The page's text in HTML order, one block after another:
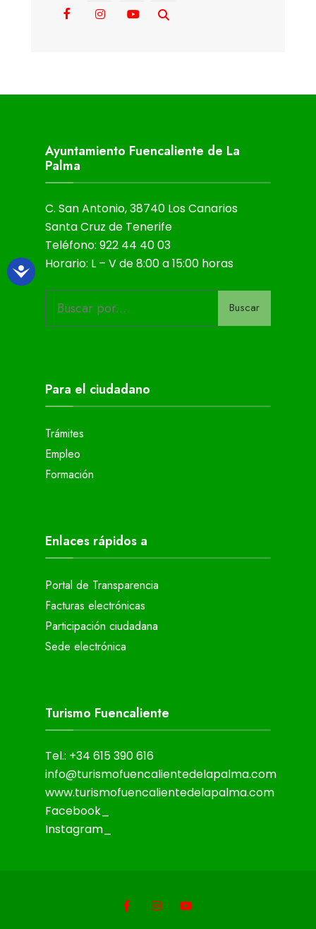
Ayuntamiento Fuencaliente de La
Palma
C. San Antonio, 38740 Los Canarios
Santa Cruz de Tenerife
Teléfono: 922 44 40 03
Horario: L – V de 8:00 a 15:00 horas
Buscar
Para el ciudadano
Trámites
Empleo
Formación
Enlaces rápidos a
Portal de Transparencia
Facturas electrónicas
Participación ciudadana
Sede electrónica
Turismo Fuencaliente
Tel.: +34 615 390 616
info@turismofuencalientedelapalma.com
www.turismofuencalientedelapalma.com
Facebook_
Instagram_